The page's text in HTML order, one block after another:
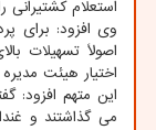
استعلام کشتیرانی
وی افزود: برای
اختیار هیئت
این متهم افزود: